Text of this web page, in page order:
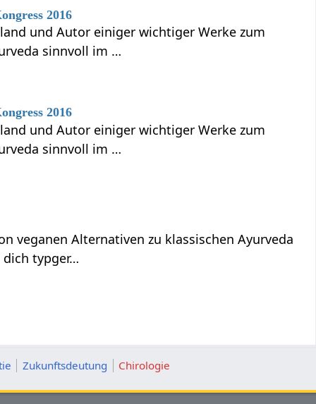
2016
und Autor einiger wichtiger Werke zum
sinnvoll im …
2016
und Autor einiger wichtiger Werke zum
sinnvoll im …
veganen Alternativen zu klassischen Ayurveda
dich typger…
Zukunftsdeutung Chirologie